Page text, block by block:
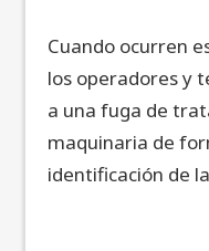
Cuando ocurren
los operadores y
a una fuga de
maquinaria de
identificación de